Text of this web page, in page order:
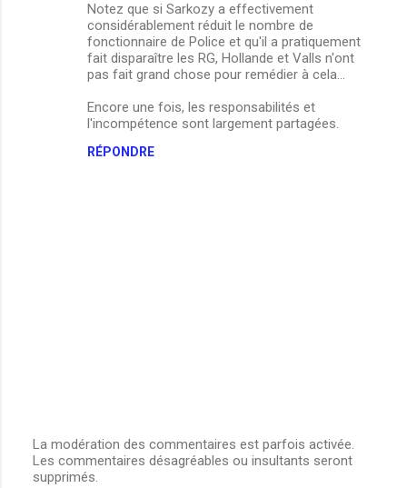
Notez que si Sarkozy a effectivement
considérablement réduit le nombre de
fonctionnaire de Police et qu'il a pratiquement
fait disparaître les RG, Hollande et Valls n'ont
pas fait grand chose pour remédier à cela...
Encore une fois, les responsabilités et
l'incompétence sont largement partagées.
RÉPONDRE
E
n
La modération des commentaires est parfois activée.
Les commentaires désagréables ou insultants seront
supprimés.